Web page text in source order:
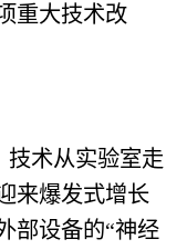
重大技术改
技术从实验室走
来爆发式增长
部设备的“神经